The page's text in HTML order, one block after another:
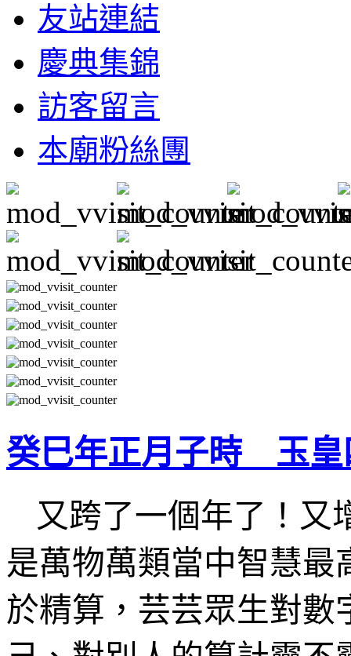
友站連結
慶典集錦
訪客留言
本廟粉絲團
癸巳年正月子時 玉皇
又跨了一個年了！又
是萬物萬類當中智慧最
於精算，芸芸眾生對數